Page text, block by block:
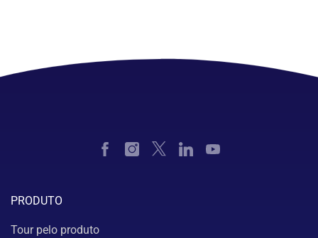
PRODUTO
Tour pelo produto